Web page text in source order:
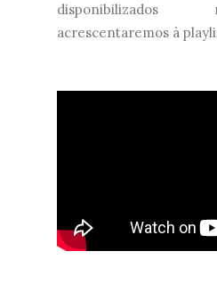
acrescentaremos à